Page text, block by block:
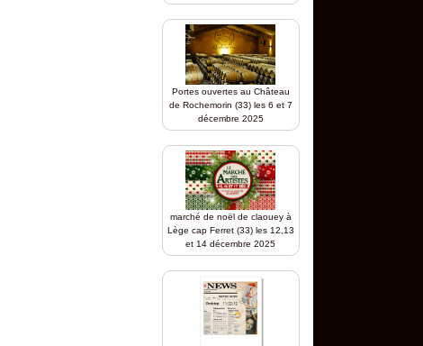
Portes ouvertes au Château
de Rochemorin (33) les 6 et 7
décembre 2025
marché de noël de claouey à
Lège cap Ferret (33) les 12,13
et 14 décembre 2025